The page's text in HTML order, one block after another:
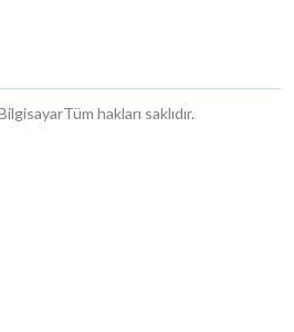
Tüm hakları saklıdır.